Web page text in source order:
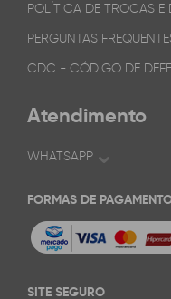
POLÍTICA DE TROCAS E
PERGUNTAS
CDC - CÓDIGO DE
Atendimento
WHATSAPP
FORMAS DE
SITE SEGURO